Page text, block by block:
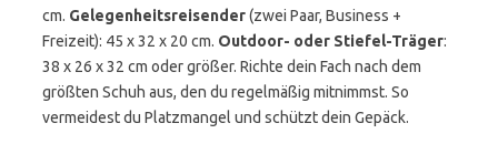
cm. Gelegenheitsreisender(zwei Paar, Business +
Freizeit): 45 x 32 x 20 cm. Outdoor- oder Stiefel-Träger:
38 x 26 x 32 cm oder größer. Richte dein Fach nach dem
größten Schuh aus, den du regelmäßig mitnimmst. So
vermeidest du Platzmangel und schützt dein Gepäck.